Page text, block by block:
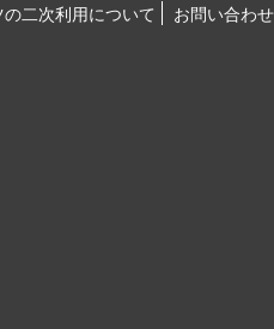
二次利用について
お問い合わせ